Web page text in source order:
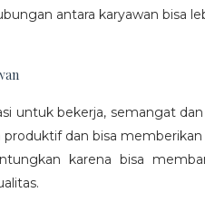
antara karyawan bisa
untuk bekerja, semangat
dan bisa memberikan
karena bisa